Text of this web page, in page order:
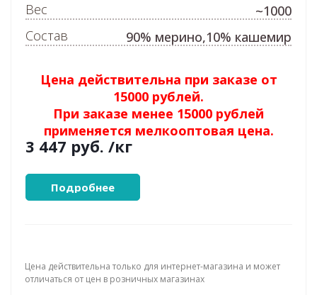
Цена действительна при заказе от
15000 рублей.
При заказе менее 15000 рублей
применяется мелкооптовая цена.
3 447 руб. /кг
Подробнее
Вес
~1000
Состав
90% мерино,10% кашемир
Цена действительна только для интернет-магазина и может
отличаться от цен в розничных магазинах